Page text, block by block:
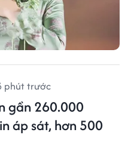
phút trước
gần 260.000
áp sát, hơn 500